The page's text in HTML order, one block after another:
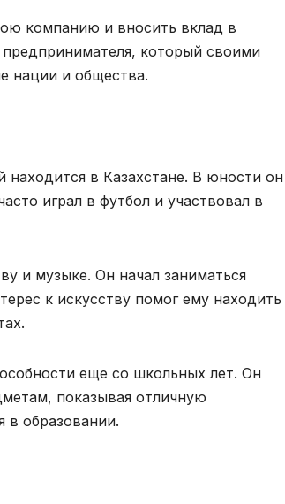
компанию и вносить вклад в
который своими
нации и общества.
в Казахстане. В юности он
играл в футбол и участвовал в
и музыке. Он начал заниматься
к искусству помог ему находить
еще со школьных лет. Он
показывая отличную
в образовании.